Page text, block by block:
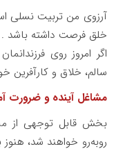
آرزوی من تربیت نسلی
خلق فرصت داشته باشد .
اگر امروز روی
سالم، خلاق و کارآفرین
مشاغل آینده و ضرورت
بخش قابل توجهی از
روبه‌رو خواهند شد،